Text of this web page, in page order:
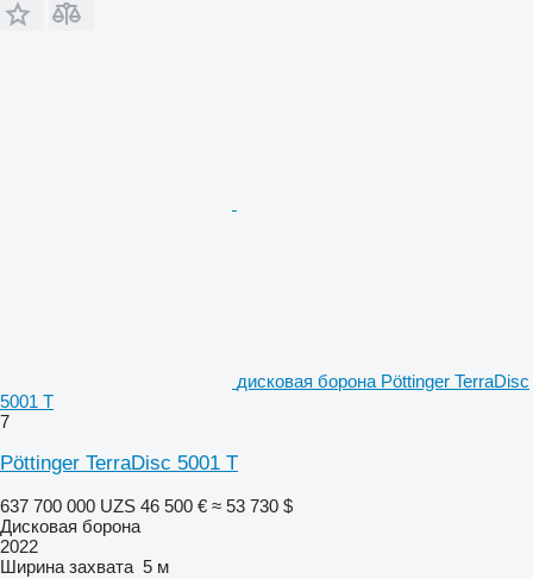
дисковая борона Pöttinger TerraDisc
5001 T
7
Pöttinger TerraDisc 5001 T
637 700 000 UZS 46 500 € ≈ 53 730 $
Дисковая борона
2022
Ширина захвата 5 м